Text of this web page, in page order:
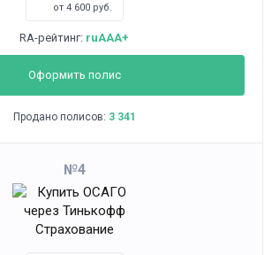
от 4 600 руб.
RA-рейтинг: ruAAA+
Оформить полис
Продано полисов: 3 341
4